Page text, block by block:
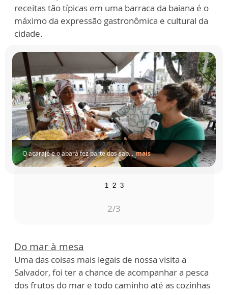
receitas tão típicas em uma barraca da baiana é o
máximo da expressão gastronômica e cultural da
cidade.
noite
de
Salvador
também
fez
parte
...
mais
1 2 3
3/3
Do mar à mesa
Uma das coisas mais legais de nossa visita a
Salvador, foi ter a chance de acompanhar a pesca
dos frutos do mar e todo caminho até as cozinhas